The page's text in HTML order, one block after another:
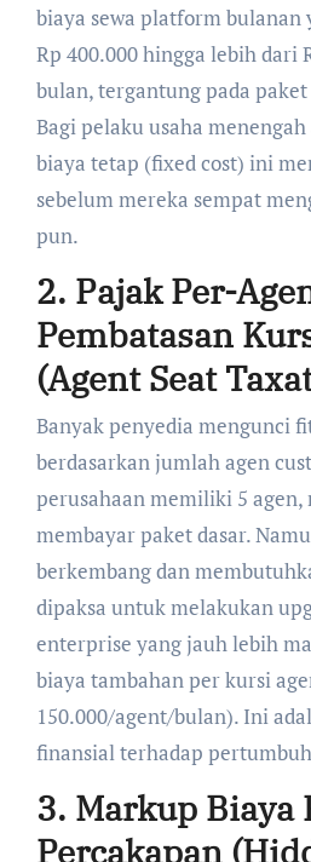
biaya sewa platform bulanan
Rp 400.000 hingga lebih dari
bulan, tergantung pada
Bagi pelaku usaha
biaya tetap (fixed cost) ini
sebelum mereka sempat
pun.
2. Pajak Per-
Pembatasan
(Agent Seat
Banyak penyedia mengunci
berdasarkan jumlah agen
perusahaan memiliki 5 agen,
membayar paket dasar.
berkembang dan
dipaksa untuk melakukan
enterprise yang jauh lebih
biaya tambahan per kursi
150.000/agent/bulan). Ini
finansial terhadap
3. Markup Biaya
Percakapan